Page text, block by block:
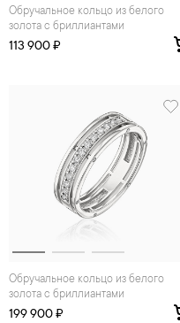
Обручальное кольцо из белого
золота с бриллиантами
113 900 ₽
Обручальное кольцо из белого
золота с бриллиантами
199 900 ₽